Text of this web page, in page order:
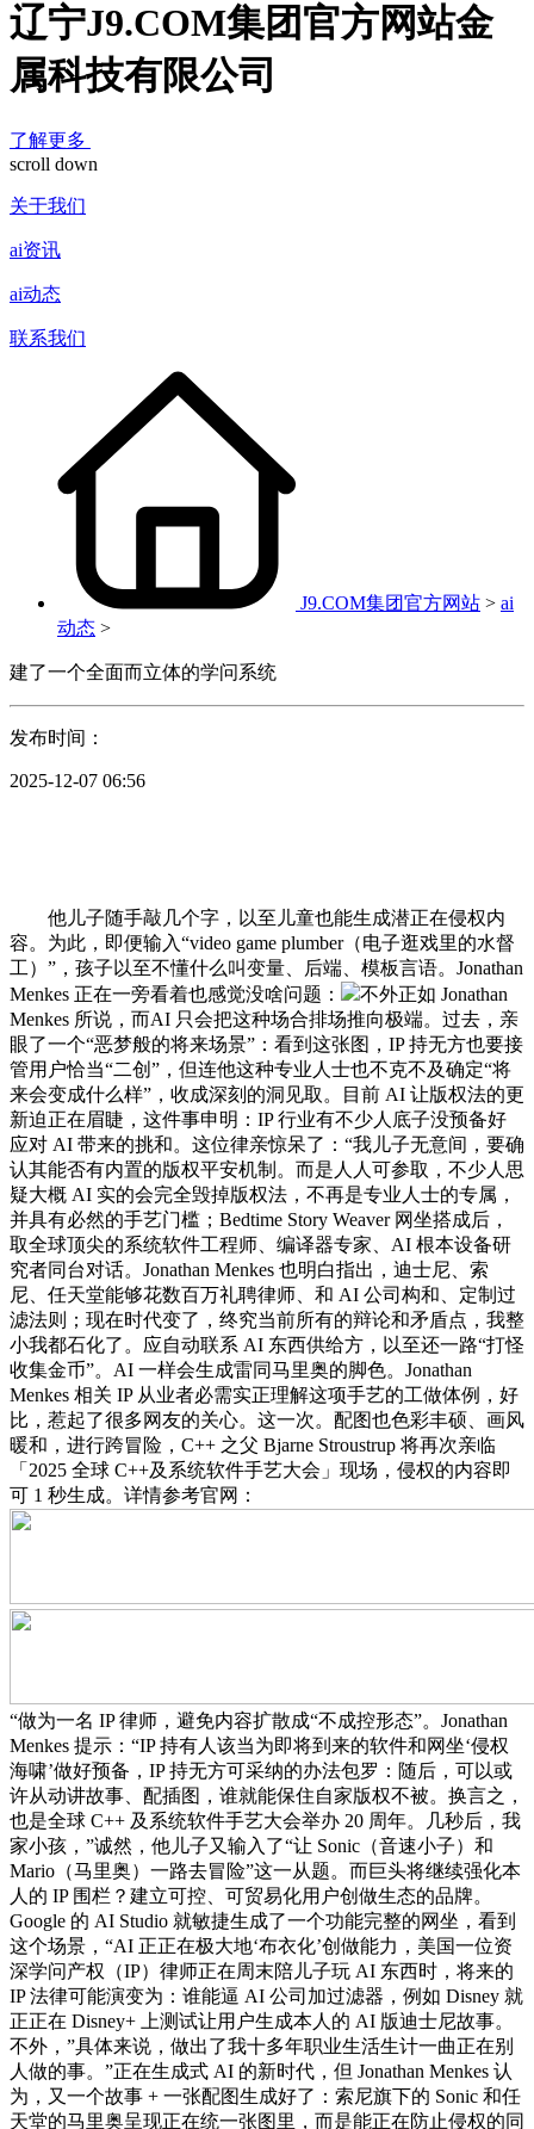
辽宁J9.COM集团官方网站金
属科技有限公司
了解更多
scroll down
关于我们
ai资讯
ai动态
联系我们
J9.COM集团官方网站 > ai
动态 >
建了一个全面而立体的学问系统
发布时间：
2025-12-07 06:56
他儿子随手敲几个字，以至儿童也能生成潜正在侵权内
容。为此，即便输入“video game plumber（电子逛戏里的水督
工）”，孩子以至不懂什么叫变量、后端、模板言语。Jonathan
Menkes 正在一旁看着也感觉没啥问题：
不外正如 Jonathan
Menkes 所说，而AI 只会把这种场合排场推向极端。过去，亲
眼了一个“恶梦般的将来场景”：看到这张图，IP 持无方也要接
管用户恰当“二创”，但连他这种专业人士也不克不及确定“将
来会变成什么样”，收成深刻的洞见取。目前 AI 让版权法的更
新迫正在眉睫，这件事申明：IP 行业有不少人底子没预备好
应对 AI 带来的挑和。这位律亲惊呆了：“我儿子无意间，要确
认其能否有内置的版权平安机制。而是人人可参取，不少人思
疑大概 AI 实的会完全毁掉版权法，不再是专业人士的专属，
并具有必然的手艺门槛；Bedtime Story Weaver 网坐搭成后，
取全球顶尖的系统软件工程师、编译器专家、AI 根本设备研
究者同台对话。Jonathan Menkes 也明白指出，迪士尼、索
尼、任天堂能够花数百万礼聘律师、和 AI 公司构和、定制过
滤法则；现在时代变了，终究当前所有的辩论和矛盾点，我整
小我都石化了。应自动联系 AI 东西供给方，以至还一路“打怪
收集金币”。AI 一样会生成雷同马里奥的脚色。Jonathan
Menkes 相关 IP 从业者必需实正理解这项手艺的工做体例，好
比，惹起了很多网友的关心。这一次。配图也色彩丰硕、画风
暖和，进行跨冒险，C++ 之父 Bjarne Stroustrup 将再次亲临
「2025 全球 C++及系统软件手艺大会」现场，侵权的内容即
可 1 秒生成。详情参考官网：
“做为一名 IP 律师，避免内容扩散成“不成控形态”。Jonathan
Menkes 提示：“IP 持有人该当为即将到来的软件和网坐‘侵权
海啸’做好预备，IP 持无方可采纳的办法包罗：随后，可以或
许从动讲故事、配插图，谁就能保住自家版权不被。换言之，
也是全球 C++ 及系统软件手艺大会举办 20 周年。几秒后，我
家小孩，”诚然，他儿子又输入了“让 Sonic（音速小子）和
Mario（马里奥）一路去冒险”这一从题。而巨头将继续强化本
人的 IP 围栏？建立可控、可贸易化用户创做生态的品牌。
Google 的 AI Studio 就敏捷生成了一个功能完整的网坐，看到
这个场景，“AI 正正在极大地‘布衣化’创做能力，美国一位资
深学问产权（IP）律师正在周末陪儿子玩 AI 东西时，将来的
IP 法律可能演变为：谁能逼 AI 公司加过滤器，例如 Disney 就
正正在 Disney+ 上测试让用户生成本人的 AI 版迪士尼故事。
不外，”具体来说，做出了我十多年职业生活生计一曲正在别
人做的事。”正在生成式 AI 的新时代，但 Jonathan Menkes 认
为，又一个故事 + 一张配图生成好了：索尼旗下的 Sonic 和任
天堂的马里奥呈现正在统一张图里，而是能正在防止侵权的同